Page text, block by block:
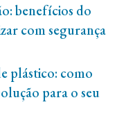
benefícios do
com segurança
plástico: como
para o seu